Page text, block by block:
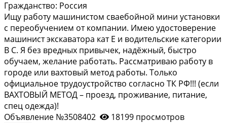
Гражданство: Россия
Ищу работу машинистом сваебойной мини установки
с переобучением от компании. Имею удостоверение
машинист экскаватора кат Е и водительские категории
В С. Я без вредных привычек, надёжный, быстро
обучаем, желание работать. Рассматриваю работу в
городе или вахтовый метод работы. Только
официальное трудоустройство согласно ТК РФ!!! (если
ВАХТОВЫЙ МЕТОД – проезд, проживание, питание,
спец одежда)!
Объявление №3508402
18199 просмотров